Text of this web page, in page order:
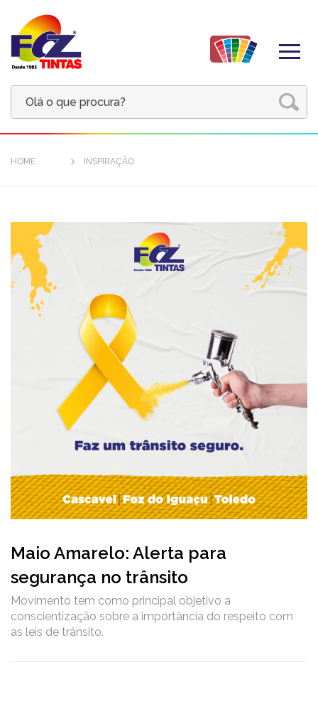
HOME INSPIRAÇÃO
Maio Amarelo: Alerta para
segurança no trânsito
Movimento tem como principal objetivo a
conscientização sobre a importância do respeito com
as leis de trânsito.